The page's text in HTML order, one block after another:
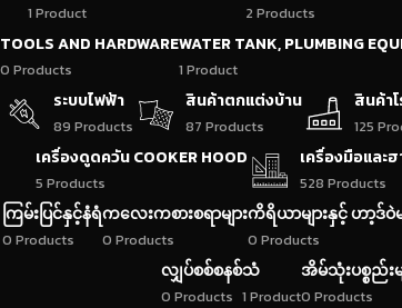
1 Product 2 Products
TOOLS AND HARDWARE
0 Products
WATER TANK, PLUMBING
1 Product
ระบบไฟฟ้า
89 Products
สินค้าตกแต่งบ้าน
87 Products
สินค้า
125
เครื่องดูดควัน COOKER HOOD
5 Products
เครื่องมือและ
528 Products
ကြမ်းပြင်နှင့်နံရံ
0 Products
ကလေးကစားစရာများ
0 Products
ကိရိယာများနှင့် ဟာ့ဒ်ဝဲမ
0 Products
လျှပ်စစ်စနစ်
0 Products
သံ
1 Product
အိမ်သုံးပစ္စည်းမ
0 Products